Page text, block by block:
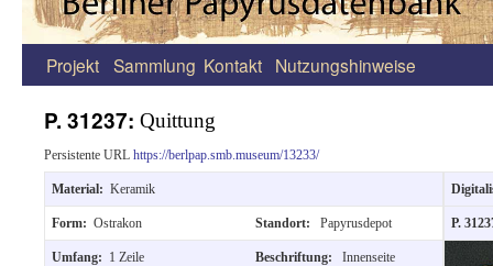
Zum
springen
Projekt Sammlung Kontakt Nutzungshinweise
P. 31237: Quittung
Persistente URL https://berlpap.smb.museum/13233/
Material: Keramik
Form: Ostrakon Standort: Papyrusdepot
Umfang: 1 Zeile Beschriftung: Innenseite
P.